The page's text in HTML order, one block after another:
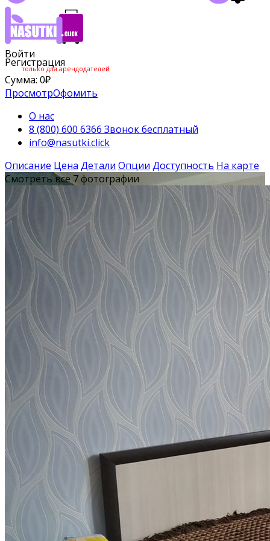
Войти
Регистрация
только для арендодателей
Сумма: 0₽
ПросмотрОфомить
О нас
8 (800) 600 6366 Звонок бесплатный
info@nasutki.click
Описание Цена Детали Опции Доступность На карте
Смотреть все 7 фотографии